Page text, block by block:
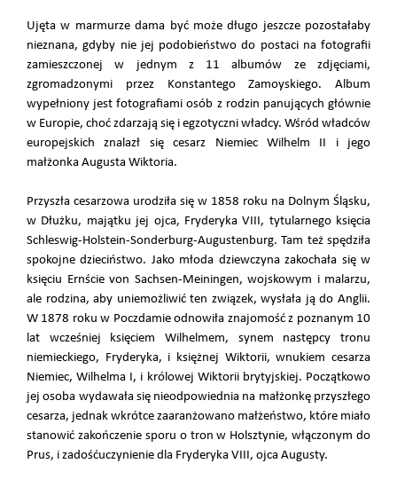
Ujęta w marmurze dama być może długo jeszcze pozostałaby
nieznana, gdyby nie jej podobieństwo do postaci na fotografii
zamieszczonej w jednym z 11 albumów ze zdjęciami,
zgromadzonymi przez Konstantego Zamoyskiego. Album
wypełniony jest fotografiami osób z rodzin panujących głównie
w Europie, choć zdarzają się i egzotyczni władcy. Wśród władców
europejskich znalazł się cesarz Niemiec Wilhelm II i jego
małżonka Augusta Wiktoria.
Przyszła cesarzowa urodziła się w 1858 roku na Dolnym Śląsku,
w Dłużku, majątku jej ojca, Fryderyka VIII, tytularnego księcia
Schleswig-Holstein-Sonderburg-Augustenburg. Tam też spędziła
spokojne dzieciństwo. Jako młoda dziewczyna zakochała się w
księciu Ernście von Sachsen-Meiningen, wojskowym i malarzu,
ale rodzina, aby uniemożliwić ten związek, wysłała ją do Anglii.
W 1878 roku w Poczdamie odnowiła znajomość z poznanym 10
lat wcześniej księciem Wilhelmem, synem następcy tronu
niemieckiego, Fryderyka, i księżnej Wiktorii, wnukiem cesarza
Niemiec, Wilhelma I, i królowej Wiktorii brytyjskiej. Początkowo
jej osoba wydawała się nieodpowiednia na małżonkę przyszłego
cesarza, jednak wkrótce zaaranżowano małżeństwo, które miało
stanowić zakończenie sporu o tron w Holsztynie, włączonym do
Prus, i zadośćuczynienie dla Fryderyka VIII, ojca Augusty.